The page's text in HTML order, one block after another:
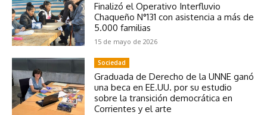
Finalizó el Operativo Interfluvio
Chaqueño N°131 con asistencia a más de
5.000 familias
15 de mayo de 2026
Sociedad
Graduada de Derecho de la UNNE ganó
una beca en EE.UU. por su estudio
sobre la transición democrática en
Corrientes y el arte